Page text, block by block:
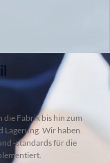
die Fabrik bis hin zum
Lagerung. Wir haben
-standards für die